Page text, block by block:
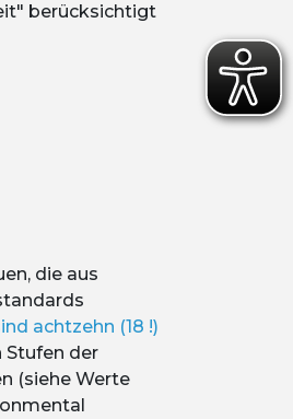
berücksichtigt
die aus
achtzehn (18 !)
Stufen der
(siehe Werte